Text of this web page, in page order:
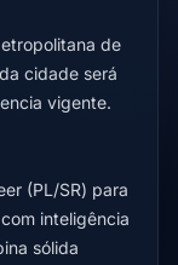
de
cidade será
vigente.
(PL/SR) para
inteligência
sólida